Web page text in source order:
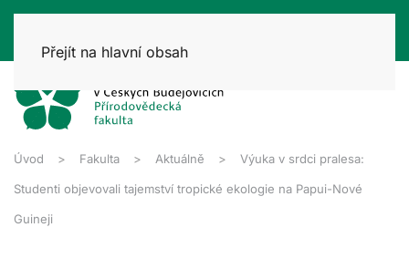
Přejít na hlavní obsah
Úvod Fakulta Aktuálně Výuka v srdci pralesa:
Studenti objevovali tajemství tropické ekologie na Papui-Nové
Guineji